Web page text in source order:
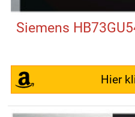
Siemens
Hier